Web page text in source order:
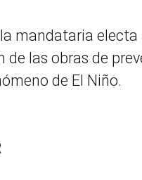
mandataria
de las obras de
de El Niño.